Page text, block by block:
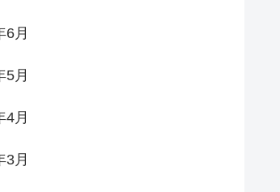
6月
5月
4月
3月